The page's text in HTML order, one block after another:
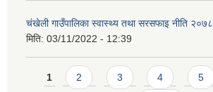
चंखेली गाउँपालिका स्वास्थ्य तथा सरसफाइ नीति २०७८
मिति: 03/11/2022 - 12:39
Pages
1 2 3 4 5